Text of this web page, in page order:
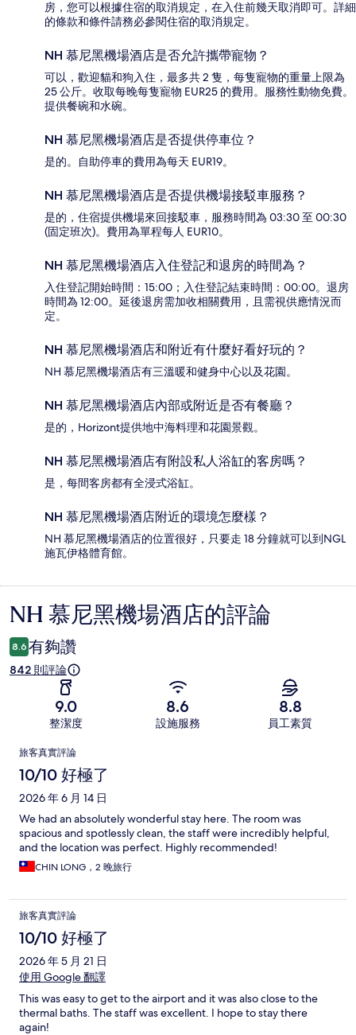
房，您可以根據住宿的取消規定，在入住前幾天取消即可。詳細
的條款和條件請務必參閱住宿的取消規定。
NH 慕尼黑機場酒店是否允許攜帶寵物？
可以，歡迎貓和狗入住，最多共 2 隻，每隻寵物的重量上限為
25 公斤。收取每晚每隻寵物 EUR25 的費用。服務性動物免費。
提供餐碗和水碗。
NH 慕尼黑機場酒店是否提供停車位？
是的。自助停車的費用為每天 EUR19。
NH 慕尼黑機場酒店是否提供機場接駁車服務？
是的，住宿提供機場來回接駁車，服務時間為 03:30 至 00:30
(固定班次)。費用為單程每人 EUR10。
NH 慕尼黑機場酒店入住登記和退房的時間為？
入住登記開始時間：15:00；入住登記結束時間：00:00。退房
時間為 12:00。延後退房需加收相關費用，且需視供應情況而
定。
NH 慕尼黑機場酒店和附近有什麼好看好玩的？
NH 慕尼黑機場酒店有三溫暖和健身中心以及花園。
NH 慕尼黑機場酒店內部或附近是否有餐廳？
是的，Horizont提供地中海料理和花園景觀。
NH 慕尼黑機場酒店有附設私人浴缸的客房嗎？
是，每間客房都有全浸式浴缸。
NH 慕尼黑機場酒店附近的環境怎麼樣？
NH 慕尼黑機場酒店的位置很好，只要走 18 分鐘就可以到NGL
施瓦伊格體育館。
評
論
NH 慕尼黑機場酒店的評論
8.6 有夠讚
842 則評論
9.0
整潔度
8.6
設施服務
8.8
員工素質
評
論
旅客真實評論
10/10 好極了
2026 年 6 月 14 日
We had an absolutely wonderful stay here. The room was
spacious and spotlessly clean, the staff were incredibly helpful,
and the location was perfect. Highly recommended!
CHIN LONG，2 晚旅行
旅客真實評論
10/10 好極了
2026 年 5 月 21 日
使用 Google 翻譯
This was easy to get to the airport and it was also close to the
thermal baths. The staff was excellent. I hope to stay there
again!